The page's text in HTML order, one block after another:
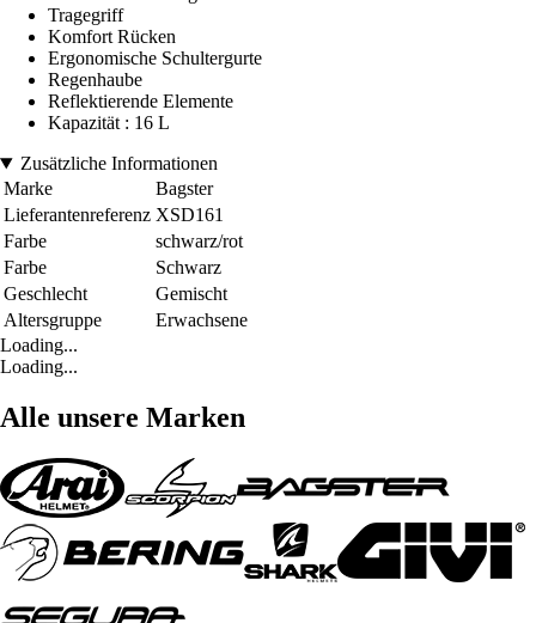
Tragegriff
Komfort Rücken
Ergonomische Schultergurte
Regenhaube
Reflektierende Elemente
Kapazität : 16 L
Zusätzliche Informationen
Marke
Bagster
Lieferantenreferenz XSD161
Farbe
schwarz/rot
Farbe
Schwarz
Geschlecht
Gemischt
Altersgruppe
Erwachsene
Loading...
Loading...
Alle unsere Marken